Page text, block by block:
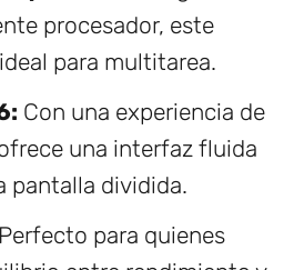
procesador, este
para multitarea.
Con una experiencia de
una interfaz fluida
pantalla dividida.
Perfecto para quienes